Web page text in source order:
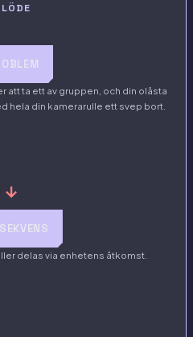
att ta ett av gruppen, och din olåsta
hela din kamerarulle ett svep bort.
→
delas via enhetens åtkomst.